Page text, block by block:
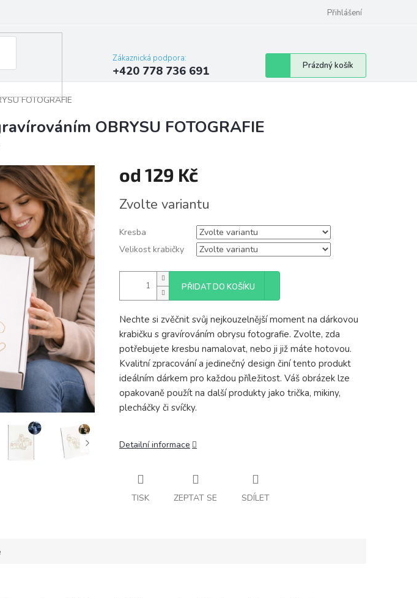
Přihlášení
Zákaznická podpora:
+420 778 736 691
Nákupní
košík
Prázdný košík
FOTOGRAFIE
OBRYSU FOTOGRAFIE
od 129 Kč
cena:
Zvolte variantu
Kresba
Velikost krabičky
PŘIDAT DO KOŠÍKU
Nechte si zvěčnit svůj nejkouzelnější moment na dárkovou
krabičku s gravírováním obrysu fotografie. Zvolte, zda
potřebujete kresbu namalovat, nebo ji již máte hotovou.
Kvalitní zpracování a jedinečný design činí tento produkt
ideálním dárkem pro každou příležitost. Váš obrázek lze
opakovaně použít na další produkty jako trička, mikiny,
plecháčky či svíčky.
Detailní informace
TISK ZEPTAT SE SDÍLET